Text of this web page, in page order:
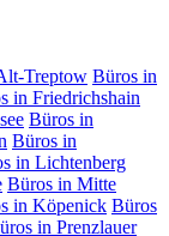
Treptow Büros in
in Friedrichshain
Büros in
Büros in
in Lichtenberg
Büros in Mitte
in Köpenick Büros
in Prenzlauer